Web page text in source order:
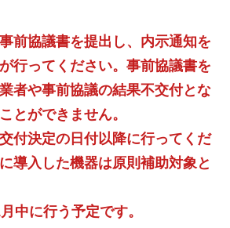
前協議書を提出し、内示通知を
行ってください。事前協議書を
者や事前協議の結果不交付とな
とができません。
付決定の日付以降に行ってくだ
導入した機器は原則補助対象と
に行う予定です。